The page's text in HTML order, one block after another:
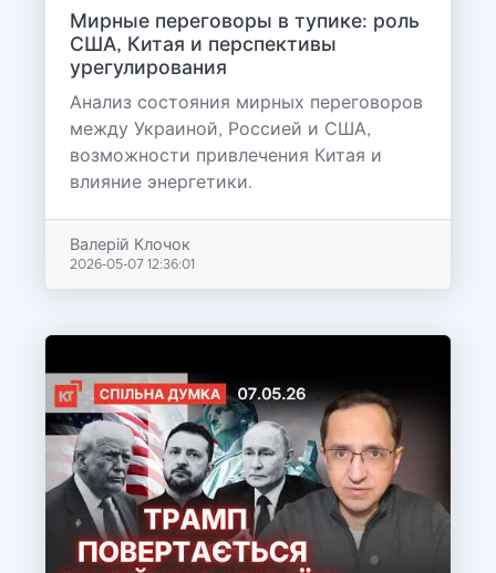
Мирные переговоры в тупике: роль
США, Китая и перспективы
урегулирования
Анализ состояния мирных переговоров
между Украиной, Россией и США,
возможности привлечения Китая и
влияние энергетики.
Валерій Клочок
2026-05-07 12:36:01